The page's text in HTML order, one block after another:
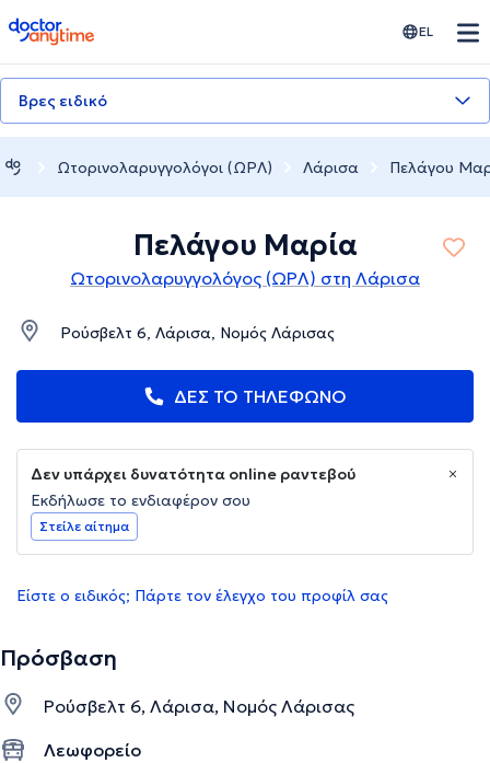
doctoranytime EL
Βρες ειδικό
Ωτορινολαρυγγολόγοι (ΩΡΛ) Λάρισα Πελάγου
Πελάγου Μαρία
Ωτορινολαρυγγολόγος (ΩΡΛ) στη Λάρισα
Ρούσβελτ 6, Λάρισα, Νομός Λάρισας
ΔΕΣ ΤΟ ΤΗΛΕΦΩΝΟ
Δεν υπάρχει δυνατότητα online ραντεβού
Εκδήλωσε το ενδιαφέρον σου
Στείλε αίτημα
Είστε ο ειδικός; Πάρτε τον έλεγχο του προφίλ σας
Πρόσβαση
Ρούσβελτ 6, Λάρισα, Νομός Λάρισας
Λεωφορείο